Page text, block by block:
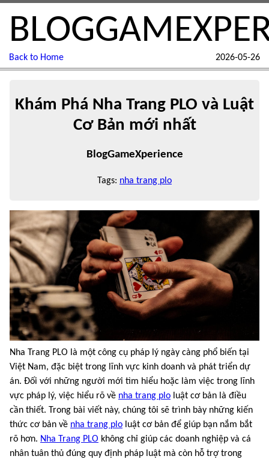
Back to Home 2026-05-26
Khám Phá Nha Trang PLO và Luật
Cơ Bản mới nhất
BlogGameXperience
Tags: nha trang plo
Nha Trang PLO là một công cụ pháp lý ngày càng phổ biến tại
Việt Nam, đặc biệt trong lĩnh vực kinh doanh và phát triển dự
án. Đối với những người mới tìm hiểu hoặc làm việc trong lĩnh
vực pháp lý, việc hiểu rõ về nha trang plo luật cơ bản là điều
cần thiết. Trong bài viết này, chúng tôi sẽ trình bày những kiến
thức cơ bản về nha trang plo luật cơ bản để giúp bạn nắm bắt
rõ hơn. Nha Trang PLO không chỉ giúp các doanh nghiệp và cá
nhân tuân thủ đúng quy định pháp luật mà còn hỗ trợ trong